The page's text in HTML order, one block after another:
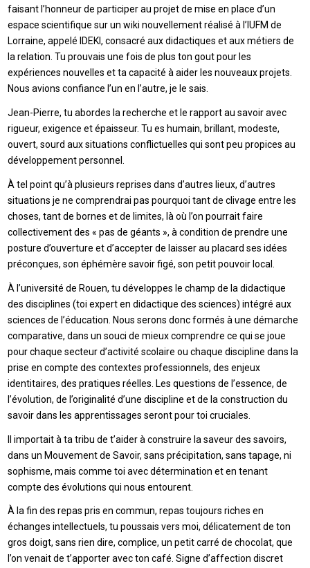
faisant l’honneur de participer au projet de mise en place d’un
espace scientifique sur un wiki nouvellement réalisé à l’IUFM de
Lorraine, appelé IDEKI, consacré aux didactiques et aux métiers de
la relation. Tu prouvais une fois de plus ton gout pour les
expériences nouvelles et ta capacité à aider les nouveaux projets.
Nous avions confiance l’un en l’autre, je le sais.
Jean-Pierre, tu abordes la recherche et le rapport au savoir avec
rigueur, exigence et épaisseur. Tu es humain, brillant, modeste,
ouvert, sourd aux situations conflictuelles qui sont peu propices au
développement personnel.
À tel point qu’à plusieurs reprises dans d’autres lieux, d’autres
situations je ne comprendrai pas pourquoi tant de clivage entre les
choses, tant de bornes et de limites, là où l’on pourrait faire
collectivement des « pas de géants », à condition de prendre une
posture d’ouverture et d’accepter de laisser au placard ses idées
préconçues, son éphémère savoir figé, son petit pouvoir local.
À l’université de Rouen, tu développes le champ de la didactique
des disciplines (toi expert en didactique des sciences) intégré aux
sciences de l’éducation. Nous serons donc formés à une démarche
comparative, dans un souci de mieux comprendre ce qui se joue
pour chaque secteur d’activité scolaire ou chaque discipline dans la
prise en compte des contextes professionnels, des enjeux
identitaires, des pratiques réelles. Les questions de l’essence, de
l’évolution, de l’originalité d’une discipline et de la construction du
savoir dans les apprentissages seront pour toi cruciales.
Il importait à ta tribu de t’aider à construire la saveur des savoirs,
dans un Mouvement de Savoir, sans précipitation, sans tapage, ni
sophisme, mais comme toi avec détermination et en tenant
compte des évolutions qui nous entourent.
À la fin des repas pris en commun, repas toujours riches en
échanges intellectuels, tu poussais vers moi, délicatement de ton
gros doigt, sans rien dire, complice, un petit carré de chocolat, que
l’on venait de t’apporter avec ton café. Signe d’affection discret